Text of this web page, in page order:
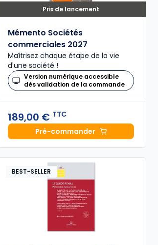
€ TTC
Prix de lancement
Mémento Sociétés
commerciales 2027
Maîtrisez chaque étape de la vie
d'une société !
Version numérique accessible
dès validation de la commande
189,00 € TTC
Pré-commanderMémento Sociétés
BEST-SELLER